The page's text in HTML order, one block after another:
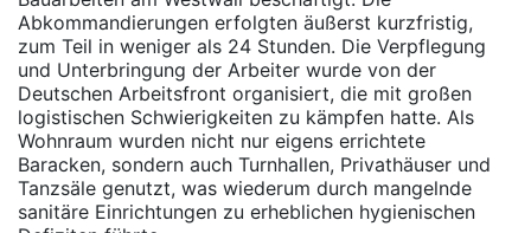
Abkommandierungen erfolgten äußerst kurzfristig,
zum Teil in weniger als 24 Stunden. Die Verpflegung
und Unterbringung der Arbeiter wurde von der
Deutschen Arbeitsfront organisiert, die mit großen
logistischen Schwierigkeiten zu kämpfen hatte. Als
Wohnraum wurden nicht nur eigens errichtete
Baracken, sondern auch Turnhallen, Privathäuser und
Tanzsäle genutzt, was wiederum durch mangelnde
sanitäre Einrichtungen zu erheblichen hygienischen